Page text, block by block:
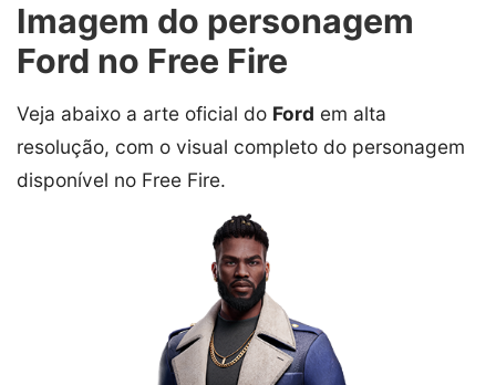
Imagem do personagem
Ford no Free Fire
Veja abaixo a arte oficial do Ford em alta
resolução, com o visual completo do personagem
disponível no Free Fire.